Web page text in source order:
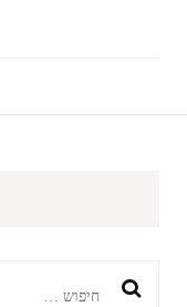
חיפוש: